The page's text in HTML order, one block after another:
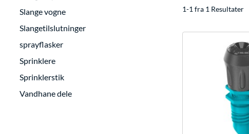
Slange vogne
Slangetilslutninger
sprayflasker
Sprinklere
Sprinklerstik
Vandhane dele
1-1 fra 1 Resultater